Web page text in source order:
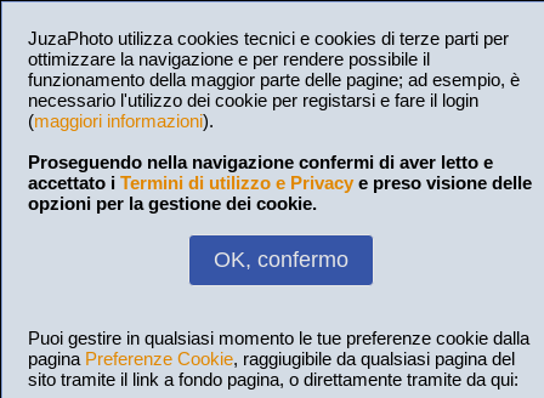
JuzaPhoto utilizza cookies tecnici e cookies di terze parti per
ottimizzare la navigazione e per rendere possibile il
funzionamento della maggior parte delle pagine; ad esempio, è
necessario l'utilizzo dei cookie per registarsi e fare il login
(maggiori informazioni).
Proseguendo nella navigazione confermi di aver letto e
accettato i Termini di utilizzo e Privacy e preso visione delle
opzioni per la gestione dei cookie.
OK, confermo
Puoi gestire in qualsiasi momento le tue preferenze cookie dalla
pagina Preferenze Cookie, raggiugibile da qualsiasi pagina del
sito tramite il link a fondo pagina, o direttamente tramite da qui: